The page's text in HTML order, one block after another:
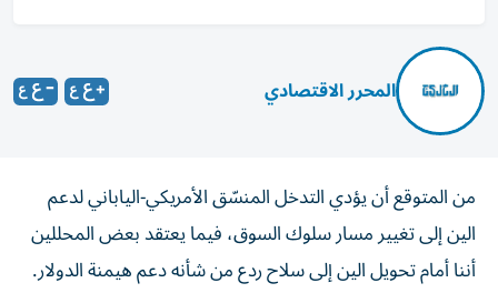
المحرر الاقتصادي
من المتوقع أن يؤدي التدخل المنسّق الأمريكي-الياباني لدعم
الين إلى تغيير مسار سلوك السوق، فيما يعتقد بعض المحللين
أننا أمام تحويل الين إلى سلاح ردع من شأنه دعم هيمنة الدولار.